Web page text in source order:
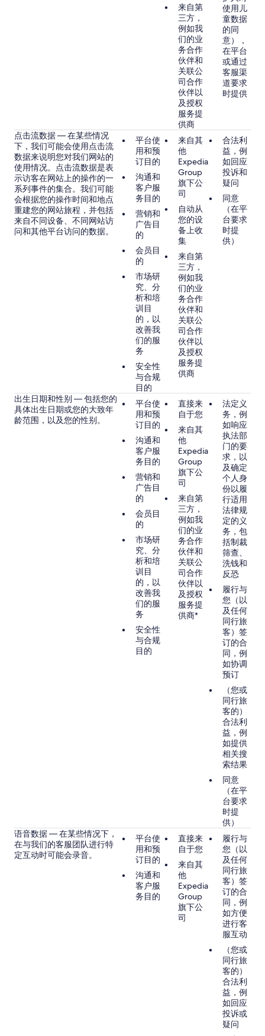
来自第
三方，
例如我
们的业
务合作
伙伴和
关联公
司合作
伙伴以
及授权
服务提
供商
使用儿
童数据
的同
意），
在平台
或通过
客服渠
道要求
时提供
点击流数据 — 在某些情况
下，我们可能会使用点击流
数据来说明您对我们网站的
使用情况。点击流数据是表
示访客在网站上的操作的一
系列事件的集合。我们可能
会根据您的操作时间和地点
重建您的网站旅程，并包括
来自不同设备、不同网站访
问和其他平台访问的数据。
平台使
用和预
订目的
沟通和
客户服
务目的
营销和
广告目
的
会员目
的
市场研
究、分
析和培
训目
的，以
改善我
们的服
务
安全性
与合规
目的
来自其
他
Expedia
Group
旗下公
司
自动从
您的设
备上收
集
来自第
三方，
例如我
们的业
务合作
伙伴和
关联公
司合作
伙伴以
及授权
服务提
供商
合法利
益，例
如回应
投诉和
疑问
同意
（在平
台要求
时提
供）
出生日期和性别 — 包括您的
具体出生日期或您的大致年
龄范围，以及您的性别。
平台使
用和预
订目的
沟通和
客户服
务目的
营销和
广告目
的
会员目
的
市场研
究、分
析和培
训目
的，以
改善我
们的服
务
安全性
与合规
目的
直接来
自于您
来自其
他
Expedia
Group
旗下公
司
来自第
三方，
例如我
们的业
务合作
伙伴和
关联公
司合作
伙伴以
及授权
服务提
供商*
法定义
务，例
如响应
执法部
门的要
求，以
及确定
个人身
份以履
行适用
法律规
定的义
务，包
括制裁
筛查、
洗钱和
反恐
履行与
您（以
及任何
同行旅
客）签
订的合
同，例
如协调
预订
（您或
同行旅
客的）
合法利
益，例
如提供
相关搜
索结果
同意
（在平
台要求
时提
供）
语音数据 — 在某些情况下，
在与我们的客服团队进行特
定互动时可能会录音。
平台使
用和预
订目的
沟通和
客户服
务目的
直接来
自于您
来自其
他
Expedia
Group
旗下公
司
履行与
您（以
及任何
同行旅
客）签
订的合
同，例
如方便
进行客
服互动
（您或
同行旅
客的）
合法利
益，例
如回应
投诉或
疑问